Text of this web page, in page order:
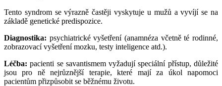
Tento syndrom se výrazně častěji vyskytuje u mužů a vyvíjí se na
základě genetické predispozice.
Diagnostika: psychiatrické vyšetření (anamnéza včetně té rodinné,
zobrazovací vyšetření mozku, testy inteligence atd.).
Léčba: pacienti se savantismem vyžadují speciální přístup, důležité
jsou pro ně nejrůznější terapie, které mají za úkol napomoci
pacientům přizpůsobit se běžnému životu.